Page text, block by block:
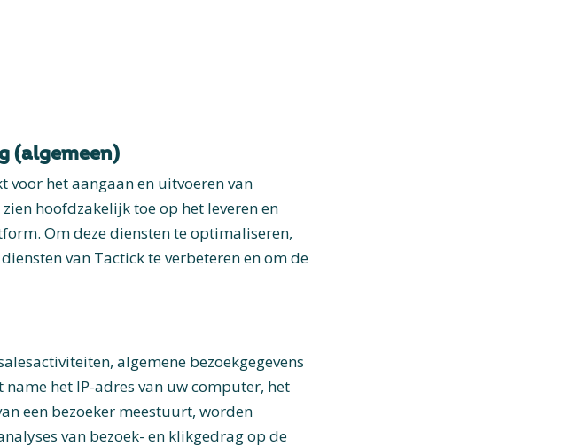
(algemeen)
voor het aangaan en uitvoeren van
hoofdzakelijk toe op het leveren en
Om deze diensten te optimaliseren,
van Tactick te verbeteren en om de
algemene bezoekgegevens
het IP-adres van uw computer, het
een bezoeker meestuurt, worden
van bezoek- en klikgedrag op de